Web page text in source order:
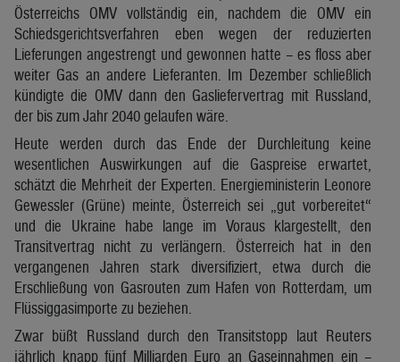
Österreichs OMV vollständig ein, nachdem die OMV ein
Schiedsgerichtsverfahren eben wegen der reduzierten
Lieferungen angestrengt und gewonnen hatte – es floss aber
weiter Gas an andere Lieferanten. Im Dezember schließlich
kündigte die OMV dann den Gasliefervertrag mit Russland,
der bis zum Jahr 2040 gelaufen wäre.
Heute werden durch das Ende der Durchleitung keine
wesentlichen Auswirkungen auf die Gaspreise erwartet,
schätzt die Mehrheit der Experten. Energieministerin Leonore
Gewessler (Grüne) meinte, Österreich sei „gut vorbereitet“
und die Ukraine habe lange im Voraus klargestellt, den
Transitvertrag nicht zu verlängern. Österreich hat in den
vergangenen Jahren stark diversifiziert, etwa durch die
Erschließung von Gasrouten zum Hafen von Rotterdam, um
Flüssiggasimporte zu beziehen.
Zwar büßt Russland durch den Transitstopp laut Reuters
jährlich knapp fünf Milliarden Euro an Gaseinnahmen ein –